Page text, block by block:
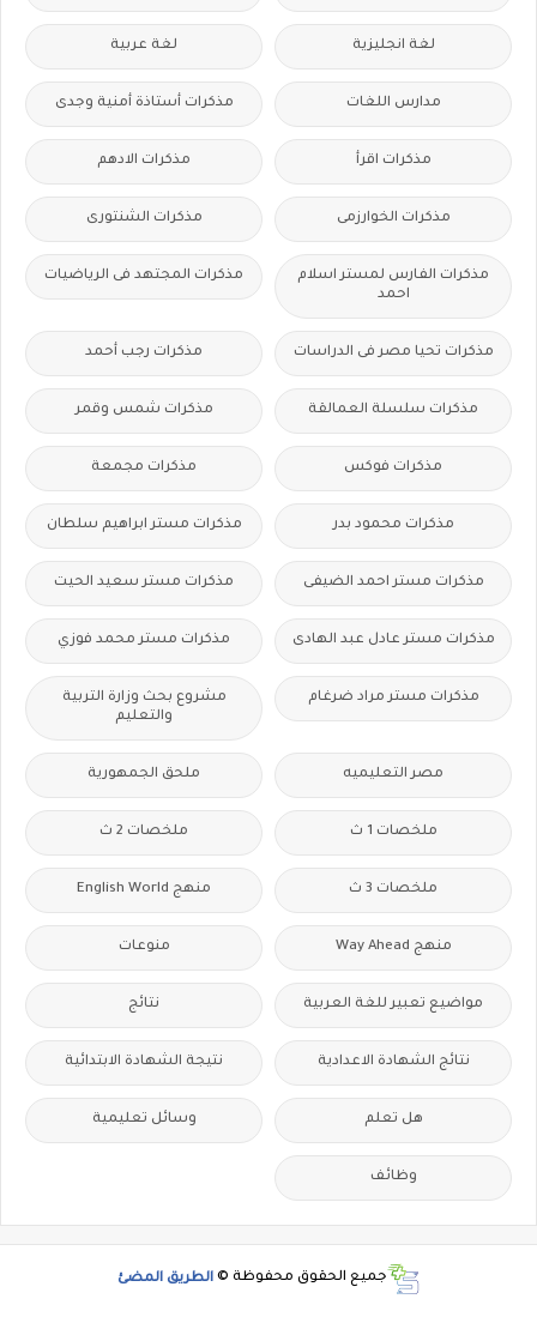
لغة انجليزية لغة عربية
مدارس اللغات مذكرات أستاذة أمنية وجدى
مذكرات اقرأ مذكرات الادهم
مذكرات الخوارزمى مذكرات الشنتورى
مذكرات الفارس لمستر اسلام
احمد
مذكرات المجتهد فى الرياضيات
مذكرات تحيا مصر فى الدراسات مذكرات رجب أحمد
مذكرات سلسلة العمالقة مذكرات شمس وقمر
مذكرات فوكس مذكرات مجمعة
مذكرات محمود بدر مذكرات مستر ابراهيم سلطان
مذكرات مستر احمد الضيفى مذكرات مستر سعيد الحيت
مذكرات مستر عادل عبد الهادى مذكرات مستر محمد فوزي
مذكرات مستر مراد ضرغام
مشروع بحث وزارة التربية
والتعليم
مصر التعليميه ملحق الجمهورية
ملخصات 1 ث ملخصات 2 ث
ملخصات 3 ث منهج English World
منهج Way Ahead منوعات
مواضيع تعبير للغة العربية نتائج
نتائج الشهادة الاعدادية نتيجة الشهادة الابتدائية
هل تعلم وسائل تعليمية
وظائف
جميع الحقوق محفوظة © الطريق المضئ